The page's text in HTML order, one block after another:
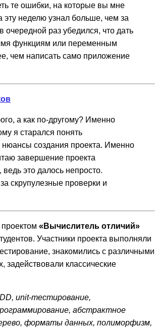
те ошибки, на которые вы мне
эту неделю узнал больше, чем за
очередной раз убедился, что дать
функциям или переменным
чем написать само приложение
а как по-другому? Именно
я старался понять
создания проекта. Именно
завершение проекта
это далось непросто.
скрупулезные проверки и
«Вычислитель отличий»
Участники проекта выполняли
знакомились с различными
классические
unit-тестирование,
абстрактное
форматы данных, полиморфизм,